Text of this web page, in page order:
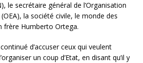
le secrétaire général de l’Organisation
la société civile, le monde des
frère Humberto Ortega.
d’accuser ceux qui veulent
un coup d’Etat, en disant qu’il y